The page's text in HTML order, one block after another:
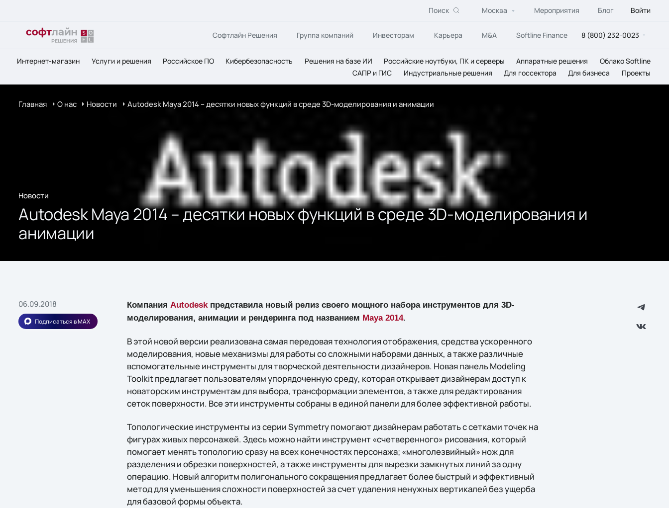
Поиск Москва Мероприятия Блог Войти
Софтлайн Решения Группа компаний Инвесторам Карьера M&A Softline Finance 8 (800) 232-0023
Интернет-магазин Услуги и решения Российское ПО Кибербезопасность Решения на базе ИИ Российские ноутбуки, ПК и серверы Аппаратные решения
Облако Softline
САПР и ГИС
Индустриальные решения Для госсектора Для бизнеса Проекты
Главная О нас Новости Autodesk Maya 2014 – десятки новых функций в среде 3D-моделирования и анимации
Новости
Autodesk Maya 2014 – десятки новых функций в среде 3D-моделирования и
анимации
06.09.2018
Подписаться в MAX
Компания Autodeskпредставила новый релиз своего мощного набора инструментов для 3D-
моделирования, анимации и рендеринга под названием Maya 2014.
В этой новой версии реализована самая передовая технология отображения, средства ускоренного
моделирования, новые механизмы для работы со сложными наборами данных, а также различные
вспомогательные инструменты для творческой деятельности дизайнеров. Новая панель Modeling
Toolkit предлагает пользователям упорядоченную среду, которая открывает дизайнерам доступ к
новаторским инструментам для выбора, трансформации элементов, а также для редактирования
сеток поверхности. Все эти инструменты собраны в единой панели для более эффективной работы.
Топологические инструменты из серии Symmetry помогают дизайнерам работать с сетками точек на
фигурах живых персонажей. Здесь можно найти инструмент «счетверенного» рисования, который
помогает менять топологию сразу на всех конечностях персонажа; «многолезвийный» нож для
разделения и обрезки поверхностей, а также инструменты для вырезки замкнутых линий за одну
операцию. Новый алгоритм полигонального сокращения предлагает более быстрый и эффективный
метод для уменьшения сложности поверхностей за счет удаления ненужных вертикалей без ущерба
для базовой формы объекта.